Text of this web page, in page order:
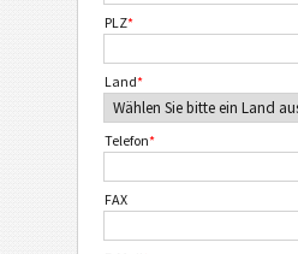
PLZ*
Land*
Telefon*
FAX